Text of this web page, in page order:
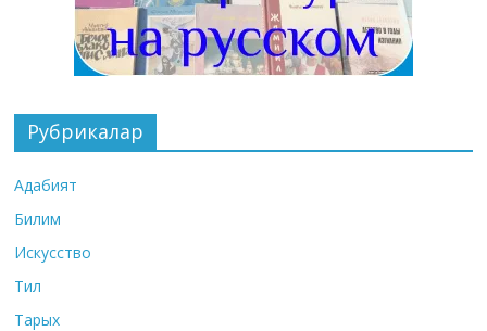
Рубрикалар
Адабият
Билим
Искусство
Тил
Тарых